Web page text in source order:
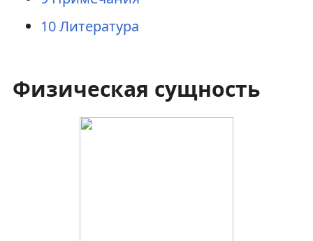
10Литература
Физическая сущность